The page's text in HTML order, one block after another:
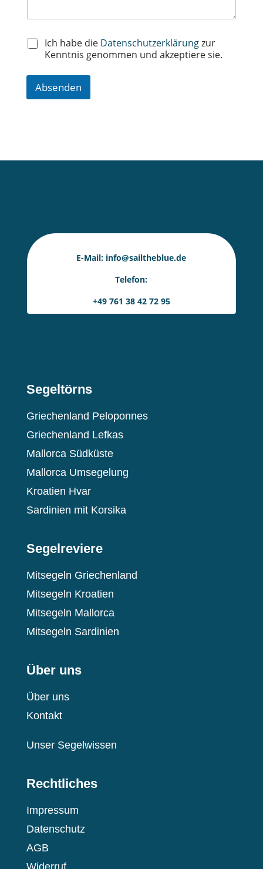
D
a
e
s
*
Ich habe die Datenschutzerklärungzur
Kenntnis genommen und akzeptiere sie.
Absenden
E-Mail: info@sailtheblue.de
Telefon:
+49 761 38 42 72 95
Segeltörns
Griechenland Peloponnes
Griechenland Lefkas
Mallorca Südküste
Mallorca Umsegelung
Kroatien Hvar
Sardinien mit Korsika
Segelreviere
Mitsegeln Griechenland
Mitsegeln Kroatien
Mitsegeln Mallorca
Mitsegeln Sardinien
Über uns
Über uns
Kontakt
Unser Segelwissen
Rechtliches
Impressum
Datenschutz
AGB
Widerruf